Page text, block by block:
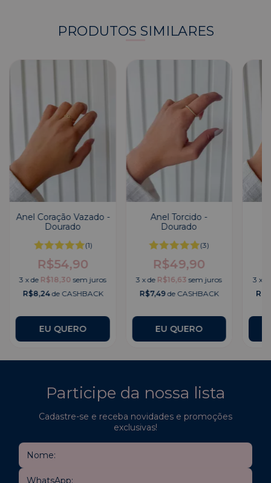
PRODUTOS SIMILARES
Anel Coração Vazado -
Dourado
(1)
R$54,90
3 xde R$18,30 sem juros
R$8,24de CASHBACK
EU QUERO
Anel Torcido -
Dourado
(3)
R$49,90
3 xde R$16,63 sem juros
R$7,49de CASHBACK
EU QUERO
3 x
Participe da nossa lista
Cadastre-se e receba novidades e promoções
exclusivas!